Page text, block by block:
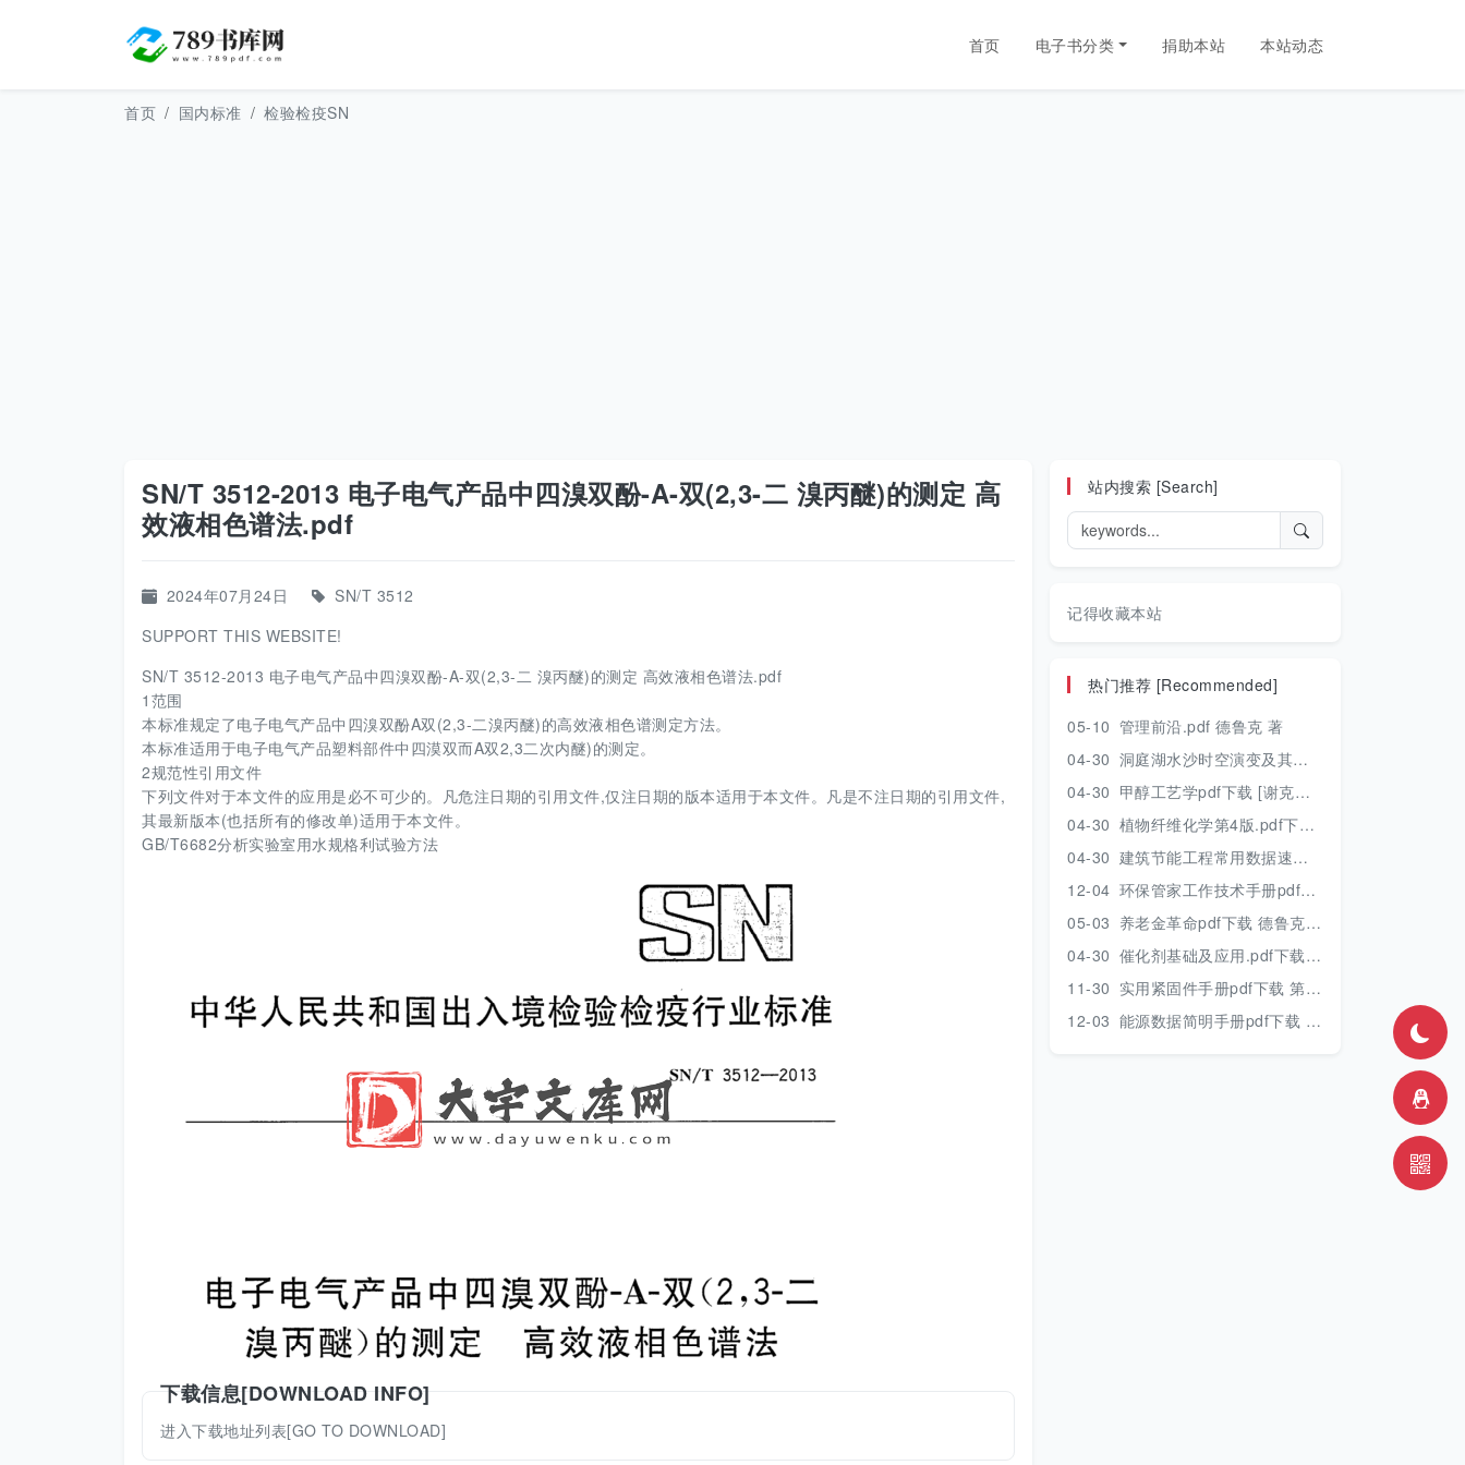
首页 电子书分类 捐助本站 本站动态
首页 国内标准 检验检疫SN
SN/T 3512-2013 电子电气产品中四溴双酚-A-双(2,3-二 溴丙醚)的测定 高
效液相色谱法.pdf
2024年07月24日
SN/T 3512
SUPPORT THIS WEBSITE!
SN/T 3512-2013 电子电气产品中四溴双酚-A-双(2,3-二 溴丙醚)的测定 高效液相色谱法.pdf
1范围
本标准规定了电子电气产品中四溴双酚A双(2,3-二溴丙醚)的高效液相色谱测定方法。
本标准适用于电子电气产品塑料部件中四漠双而A双2,3二次内醚)的测定。
2规范性引用文件
下列文件对于本文件的应用是必不可少的。凡危注日期的引用文件,仅注日期的版本适用于本文件。凡是不注日期的引用文件,
其最新版本(也括所有的修改单)适用于本文件。
GB/T6682分析实验室用水规格利试验方法
下载信息[DOWNLOAD INFO]
进入下载地址列表[GO TO DOWNLOAD]
站内搜索 [Search]
记得收藏本站
热门推荐 [Recommended]
05-10 管理前沿.pdf 德鲁克 著
04-30 洞庭湖水沙时空演变及其对水资源安全的影响研究.pdf 胡光伟 著 2017年版
04-30 甲醇工艺学pdf下载 [谢克昌 房鼎业主编] 2010年版
04-30 植物纤维化学第4版.pdf下载 [裴继诚主编] 2012年版
04-30 建筑节能工程常用数据速查手册.pdf下载 [陈慢勤著] 2010年版
12-04 环保管家工作技术手册pdf下载 2019年版
05-03 养老金革命pdf下载 德鲁克 著
04-30 催化剂基础及应用.pdf下载 [季生福 张谦温 赵彬侠编] 2011年版
11-30 实用紧固件手册pdf下载 第三版 2018年版
12-03 能源数据简明手册pdf下载 2017版